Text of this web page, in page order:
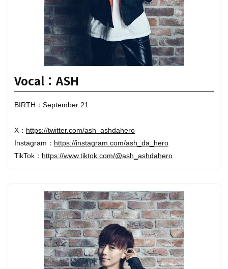
Vocal：ASH
BIRTH：September 21
X： https://twitter.com/ash_ashdahero
Instagram： https://instagram.com/ash_da_hero
TikTok： https://www.tiktok.com/@ash_ashdahero